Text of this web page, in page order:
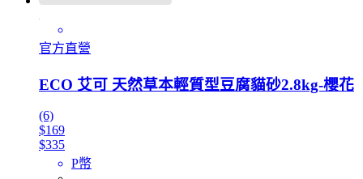
官方直營
ECO 艾可 天然草本輕質型豆腐貓砂2.8kg-櫻花
(6)
$169
$335
P幣